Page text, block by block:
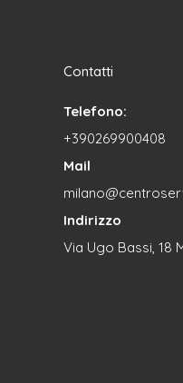
Contatti
Telefono:
+390269900408
Mail
Indirizzo
Via Ugo Bassi, 18